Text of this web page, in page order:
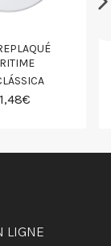
LIGNE